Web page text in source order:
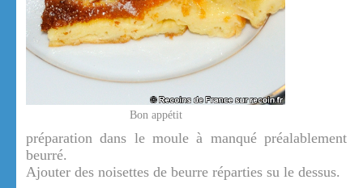
Bon appétit
préparation dans le moule à manqué préalablement
beurré.
Ajouter des noisettes de beurre réparties su le dessus.